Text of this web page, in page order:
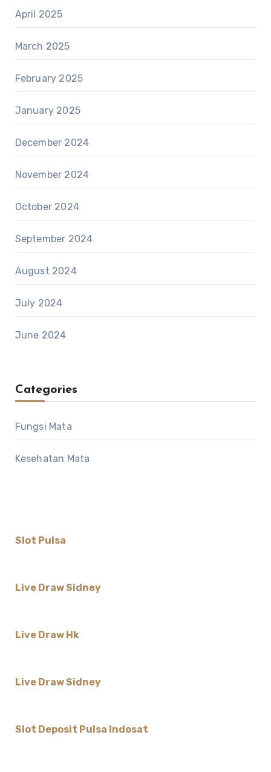
April 2025
March 2025
February 2025
January 2025
December 2024
November 2024
October 2024
September 2024
August 2024
July 2024
June 2024
Categories
Fungsi Mata
Kesehatan Mata
Slot Pulsa
Live Draw Sidney
Live Draw Hk
Live Draw Sidney
Slot Deposit Pulsa Indosat